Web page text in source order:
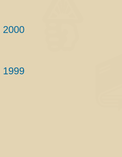
2000
1999